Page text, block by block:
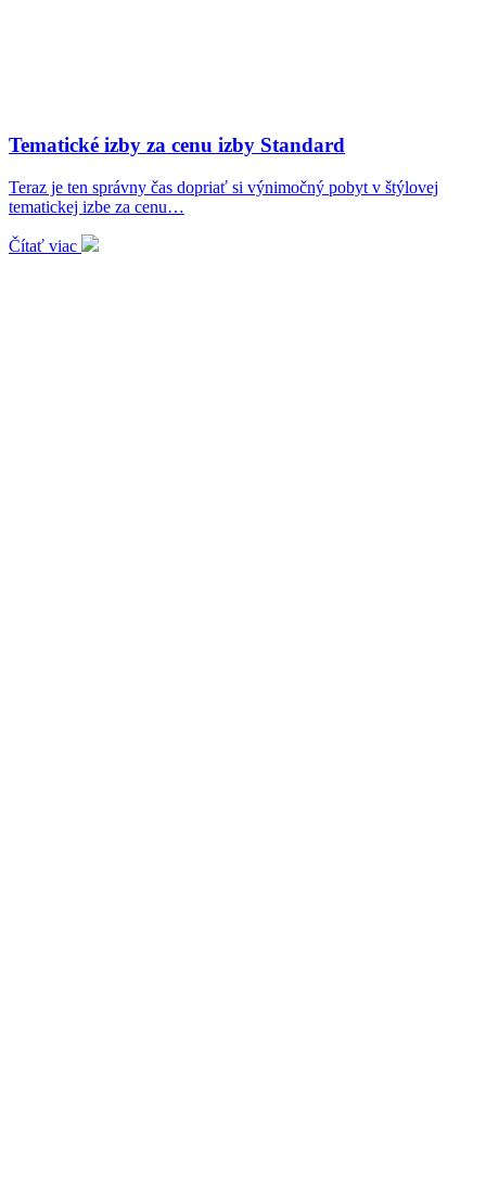
Tematické izby za cenu izby Standard
Teraz je ten správny čas dopriať si výnimočný pobyt v štýlovej
tematickej izbe za cenu…
Čítať viac